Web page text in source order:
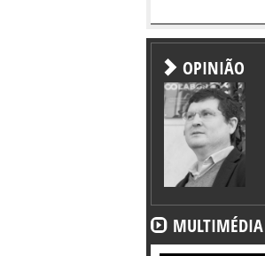
OPINIÃO
MULTIMÉDIA